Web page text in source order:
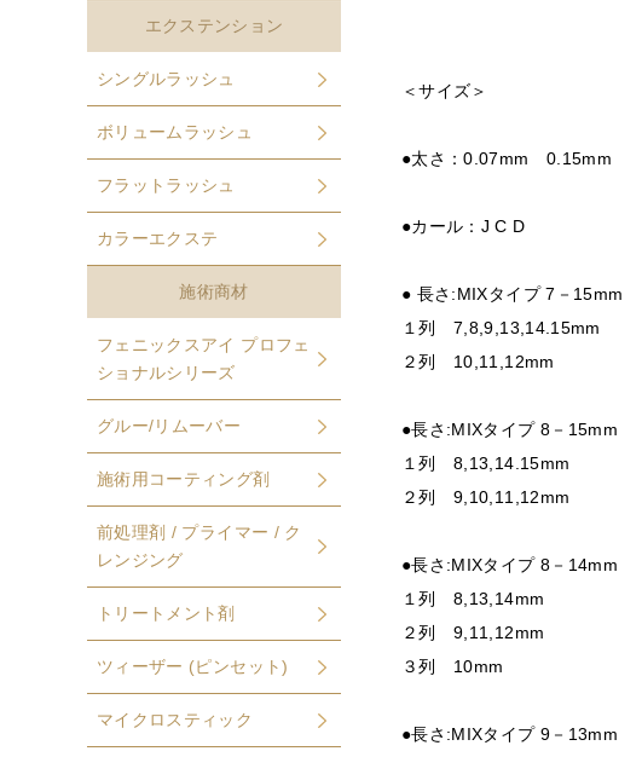
＜サイズ＞
●太さ：0.07mm 0.15mm
●カール：J C D
● 長さ:MIXタイプ 7－15mm
１列 7,8,9,13,14.15mm
２列 10,11,12mm
●長さ:MIXタイプ 8－15mm
１列 8,13,14.15mm
２列 9,10,11,12mm
●長さ:MIXタイプ 8－14mm
１列 8,13,14mm
２列 9,11,12mm
３列 10mm
●長さ:MIXタイプ 9－13mm
エクステンション
シングルラッシュ
ボリュームラッシュ
フラットラッシュ
カラーエクステ
施術商材
フェニックスアイ プロフェ
ショナルシリーズ
グルー/リムーバー
施術用コーティング剤
前処理剤 / プライマー / ク
レンジング
トリートメント剤
ツィーザー (ピンセット)
マイクロスティック